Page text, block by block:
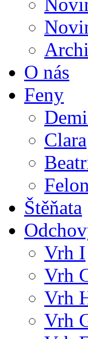
O nás
Feny
Clara
Štěňata
Vrh I
Vrh
Vrh
Vrh